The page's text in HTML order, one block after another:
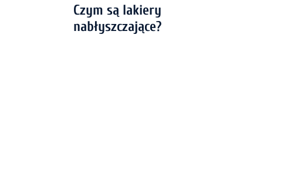
Czym są lakiery
nabłyszczające?